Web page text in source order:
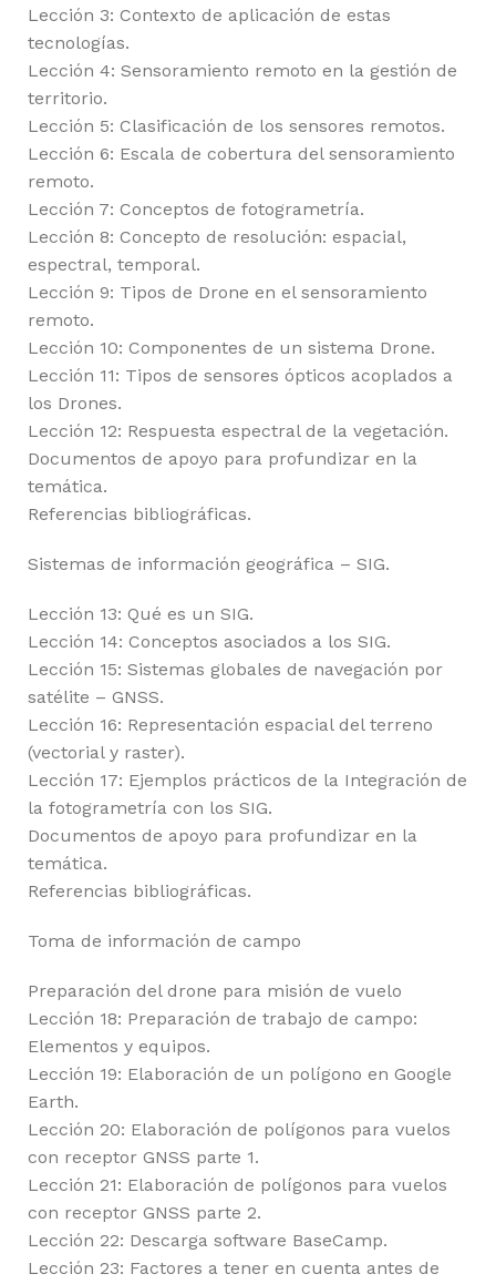
Lección 3: Contexto de aplicación de estas
tecnologías.
Lección 4: Sensoramiento remoto en la gestión de
territorio.
Lección 5: Clasificación de los sensores remotos.
Lección 6: Escala de cobertura del sensoramiento
remoto.
Lección 7: Conceptos de fotogrametría.
Lección 8: Concepto de resolución: espacial,
espectral, temporal.
Lección 9: Tipos de Drone en el sensoramiento
remoto.
Lección 10: Componentes de un sistema Drone.
Lección 11: Tipos de sensores ópticos acoplados a
los Drones.
Lección 12: Respuesta espectral de la vegetación.
Documentos de apoyo para profundizar en la
temática.
Referencias bibliográficas.
Sistemas de información geográfica – SIG.
Lección 13: Qué es un SIG.
Lección 14: Conceptos asociados a los SIG.
Lección 15: Sistemas globales de navegación por
satélite – GNSS.
Lección 16: Representación espacial del terreno
(vectorial y raster).
Lección 17: Ejemplos prácticos de la Integración de
la fotogrametría con los SIG.
Documentos de apoyo para profundizar en la
temática.
Referencias bibliográficas.
Toma de información de campo
Preparación del drone para misión de vuelo
Lección 18: Preparación de trabajo de campo:
Elementos y equipos.
Lección 19: Elaboración de un polígono en Google
Earth.
Lección 20: Elaboración de polígonos para vuelos
con receptor GNSS parte 1.
Lección 21: Elaboración de polígonos para vuelos
con receptor GNSS parte 2.
Lección 22: Descarga software BaseCamp.
Lección 23: Factores a tener en cuenta antes de